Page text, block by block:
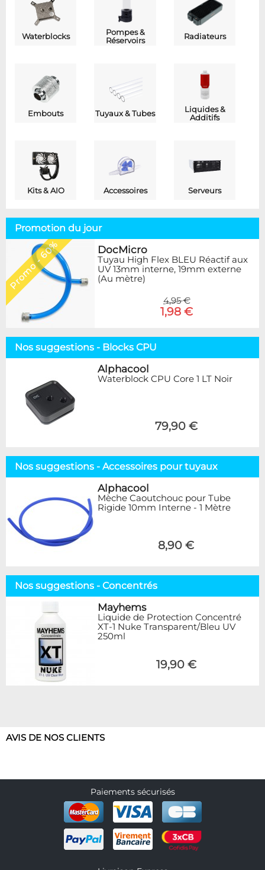
Waterblocks
Pompes &
Réservoirs
Radiateurs
Embouts Tuyaux & Tubes
Liquides &
Additifs
Kits & AIO Accessoires Serveurs
Promotion du jour
Promo - 60% DocMicro
Tuyau High Flex BLEU Réactif aux
UV 13mm interne, 19mm externe
(Au mètre)
4,95 €
1,98 €
Nos suggestions - Blocks CPU
Alphacool
Waterblock CPU Core 1 LT Noir
79,90 €
Nos suggestions - Accessoires pour tuyaux
Alphacool
Mèche Caoutchouc pour Tube
Rigide 10mm Interne - 1 Mètre
8,90 €
Nos suggestions - Concentrés
Mayhems
Liquide de Protection Concentré
XT-1 Nuke Transparent/Bleu UV
250ml
19,90 €
AVIS DE NOS CLIENTS
Paiements sécurisés